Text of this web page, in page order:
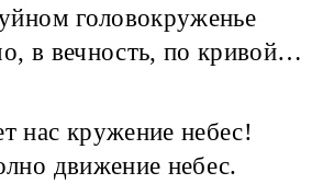
головокруженье
в вечность, по кривой…
нас кружение небес!
движение небес.